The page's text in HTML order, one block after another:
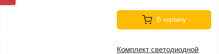
В корзину
Комплект светодиодной